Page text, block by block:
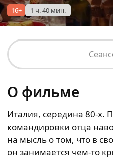
16+ 1 ч. 40 мин.
О фильме
Италия, середина 80-х.
командировки отца
на мысль о том, что в
он занимается чем-то